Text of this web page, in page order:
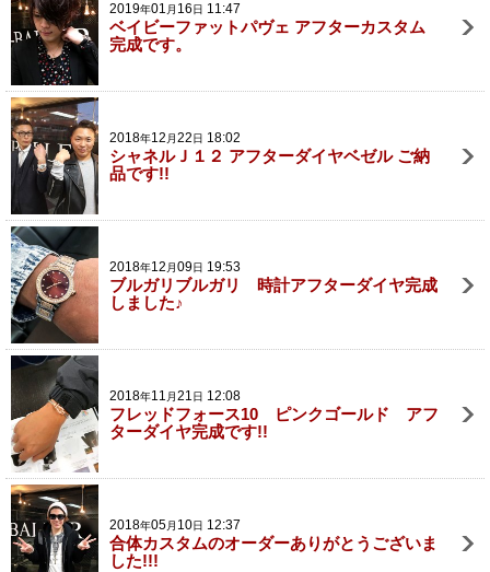
2019年01月 16 日 11:47
ベイビーファットパヴェ アフターカスタム
完成です。
2018年12月 22 日 18:02
シャネルＪ１２ アフターダイヤベゼル ご納
品です!!
2018年12月 09日 19:53
ブルガリブルガリ 時計アフターダイヤ完成
しました♪
2018年11月 21 日 12:08
フレッドフォース10 ピンクゴールド アフ
ターダイヤ完成です!!
2018年05月 10日 12:37
合体カスタムのオーダーありがとうございま
した!!!